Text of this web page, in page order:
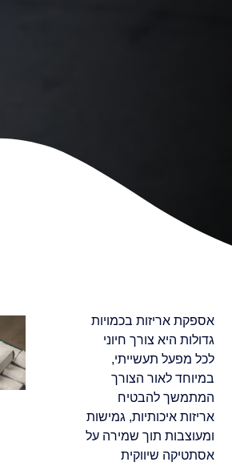
אספקת אריזות בכמויות
גדולות היא צורך חיוני
לכל מפעל תעשייתי,
במיוחד לאור הצורך
המתמשך להבטיח
אריזות איכותיות, גמישות
ומעוצבות תוך שמירה על
אסתטיקה שיווקית